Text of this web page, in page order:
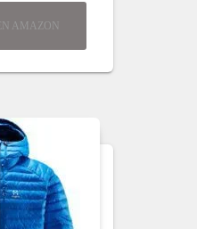
AMAZON